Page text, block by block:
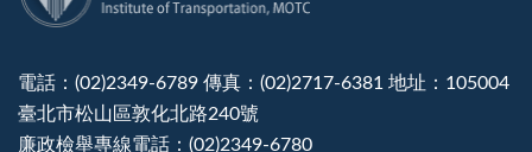
電話：(02)2349-6789 傳真：(02)2717-6381 地址：105004
臺北市松山區敦化北路240號
廉政檢舉專線電話：(02)2349-6780